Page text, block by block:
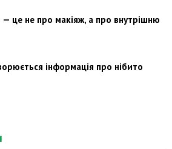
— це не про макіяж, а про внутрішню
інформація про нібито